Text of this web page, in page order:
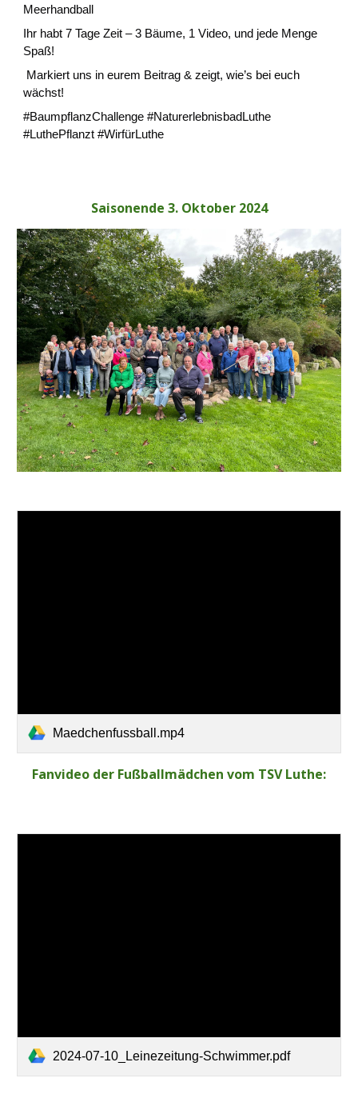
Meerhandball
Ihr habt 7 Tage Zeit – 3 Bäume, 1 Video, und jede Menge
Spaß!
Markiert uns in eurem Beitrag & zeigt, wie’s bei euch
wächst!
#BaumpflanzChallenge #NaturerlebnisbadLuthe
#LuthePflanzt #WirfürLuthe
Saisonende 3. Oktober 2024
Maedchenfussball.mp4
Fanvideo der Fußballmädchen vom TSV Luthe:
2024-07-10_Leinezeitung-Schwimmer.pdf